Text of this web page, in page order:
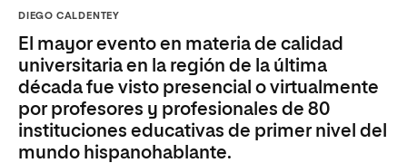
DIEGO CALDENTEY
El mayor evento en materia de calidad
universitaria en la región de la última
década fue visto presencial o virtualmente
por profesores y profesionales de 80
instituciones educativas de primer nivel del
mundo hispanohablante.